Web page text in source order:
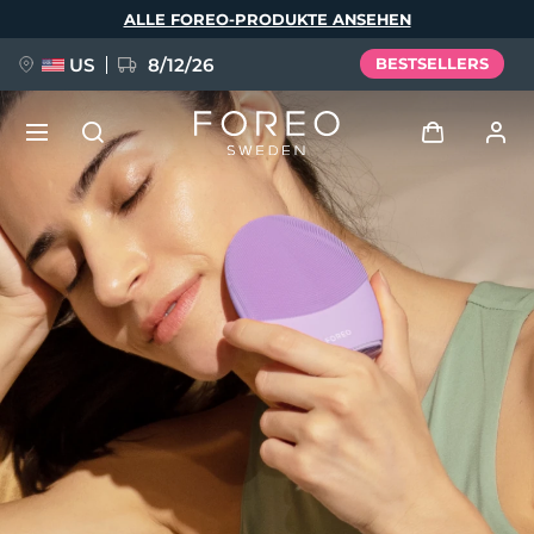
ALLE FOREO-PRODUKTE ANSEHEN
US 8/12/26 BESTSELLERS
Benutzerkonto
Meine Geräte
Meine Bestellungen
Meine Adressen
Meine Abonnements
NEU
FAQ™ Pure Beauty-Tech Elixir
BREAKING NEWS
issa™ Teeth Whitening Set
Sprache
English Deutsch
Español
Français
Italiano
Português
Svenska
Русский
Türkçe
简体中文 繁體中文